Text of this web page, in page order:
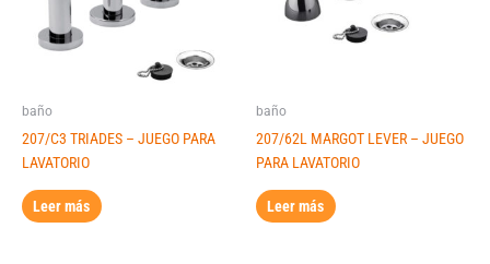
baño
207/C3 TRIADES – JUEGO PARA
LAVATORIO
Leer más
baño
207/62L MARGOT LEVER – JUEGO
PARA LAVATORIO
Leer más